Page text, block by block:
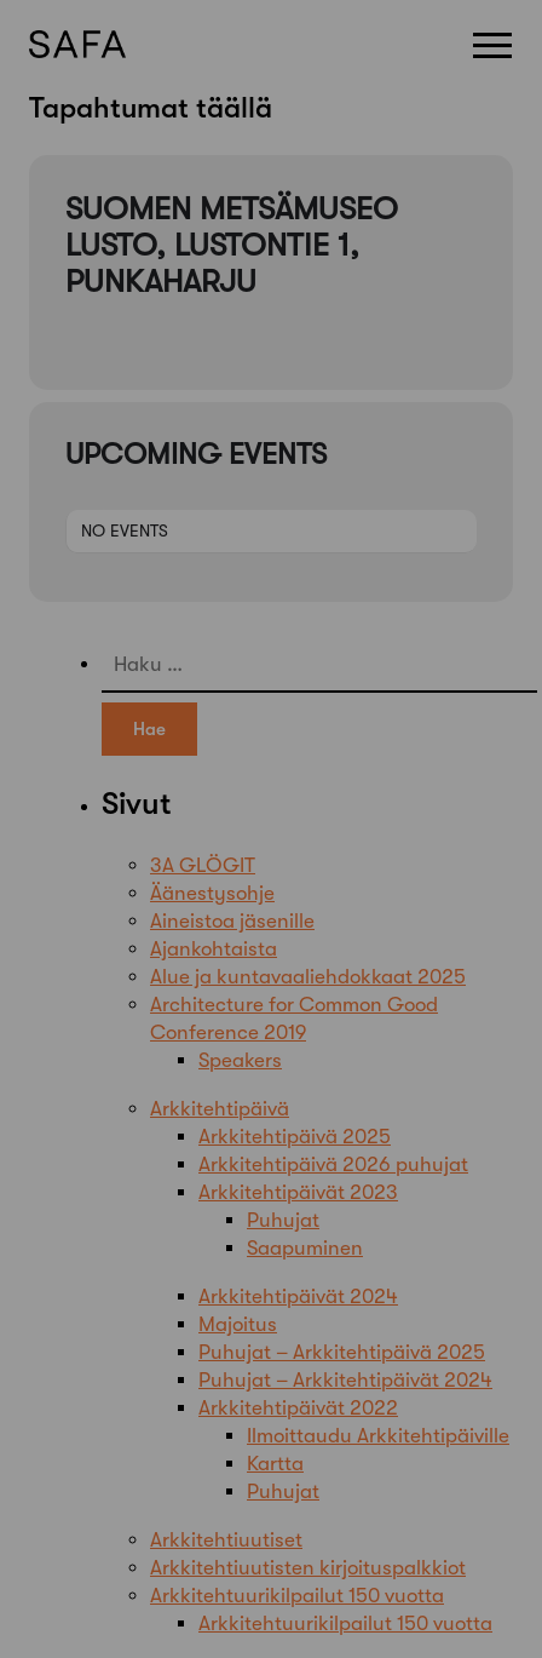
SkipTapahtumat täällä
SUOMEN METSÄMUSEO
LUSTO, LUSTONTIE 1,
PUNKAHARJU
UPCOMING EVENTS
NO EVENTS
Haku:
Sivut
3A GLÖGIT
Äänestysohje
Aineistoa jäsenille
Ajankohtaista
Alue ja kuntavaaliehdokkaat 2025
Architecture for Common Good
Conference 2019
Speakers
Arkkitehtipäivä
Arkkitehtipäivä 2025
Arkkitehtipäivä 2026 puhujat
Arkkitehtipäivät 2023
Puhujat
Saapuminen
Arkkitehtipäivät 2024
Majoitus
Puhujat – Arkkitehtipäivä 2025
Puhujat – Arkkitehtipäivät 2024
Arkkitehtipäivät 2022
Ilmoittaudu Arkkitehtipäiville
Kartta
Puhujat
Arkkitehtiuutiset
Arkkitehtiuutisten kirjoituspalkkiot
Arkkitehtuurikilpailut 150 vuotta
Arkkitehtuurikilpailut 150 vuotta